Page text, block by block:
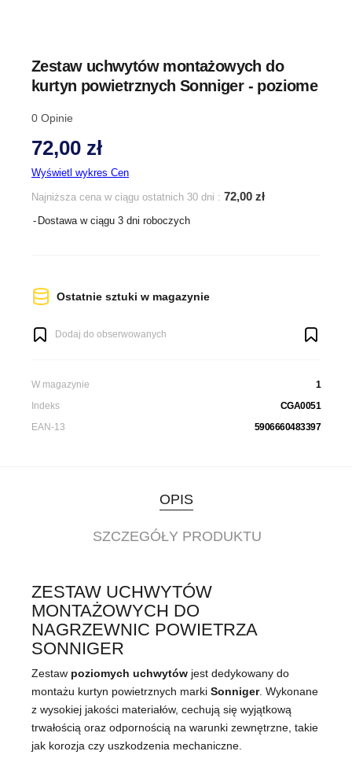
Zestaw uchwytów montażowych do
kurtyn powietrznych Sonniger - poziome
0 Opinie
72,00 zł
Wyświetl wykres Cen
Najniższa cena w ciągu ostatnich 30 dni : 72,00 zł
Dostawa w ciągu 3 dni roboczych
Ostatnie sztuki w magazynie
Dodaj do obserwowanych
W magazynie
1
Indeks
CGA0051
EAN-13
5906660483397
OPIS
SZCZEGÓŁY PRODUKTU
ZESTAW UCHWYTÓW
MONTAŻOWYCH DO
NAGRZEWNIC POWIETRZA
SONNIGER
Zestaw poziomych uchwytów jest dedykowany do
montażu kurtyn powietrznych marki Sonniger. Wykonane
z wysokiej jakości materiałów, cechują się wyjątkową
trwałością oraz odpornością na warunki zewnętrzne, takie
jak korozja czy uszkodzenia mechaniczne.